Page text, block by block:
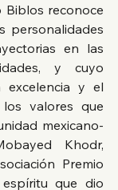
Biblos reconoce
personalidades
en las
y cuyo
excelencia y el
valores que
mexicano-
Khodr,
Premio
que dio